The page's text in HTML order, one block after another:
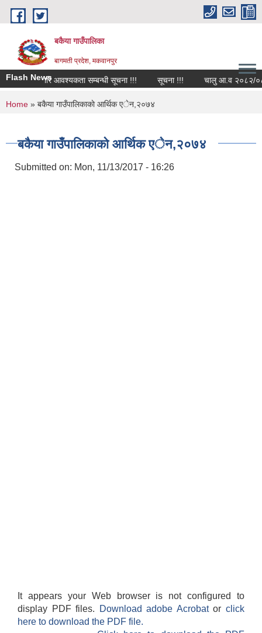
Skip to main content
बकैया गाउँपालिका
बागमती प्रदेश, मकवानपुर
Flash News
कर्मचारि आवश्यकता सम्बन्धी सूचना !!! सूचना !!! चालु आ.व २०८२/०८३
You are here
Home » बकैया गाउँपालिकाकाे आर्थिक एेन,२०७४
बकैया गाउँपालिकाकाे आर्थिक एेन,२०७४
Submitted on: Mon, 11/13/2017 - 16:26
It appears your Web browser is not configured to
display PDF files.
Download adobe Acrobatorclick
here to download the PDF file.